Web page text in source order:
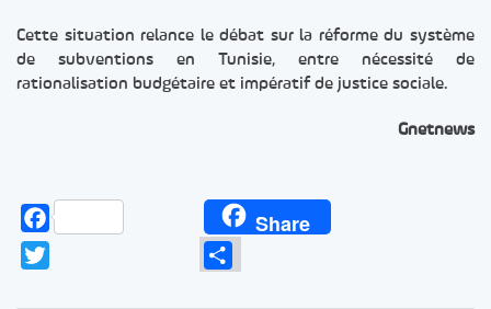
Cette situation relance le débat sur la réforme du système
de subventions en Tunisie, entre nécessité de
rationalisation budgétaire et impératif de justice sociale.
Gnetnews
Facebook Share